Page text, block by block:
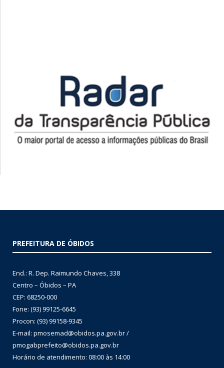
PREFEITURA DE ÓBIDOS
End.: R. Dep. Raimundo Chaves, 338
Centro – Óbidos – PA
CEP: 68250-000
Fone: (93) 99125-6645
Procon: (93) 99158-9345
E-mail: pmosemad@obidos.pa.gov.br /
pmogabprefeito@obidos.pa.gov.br
Horário de atendimento: 08:00 às 14:00